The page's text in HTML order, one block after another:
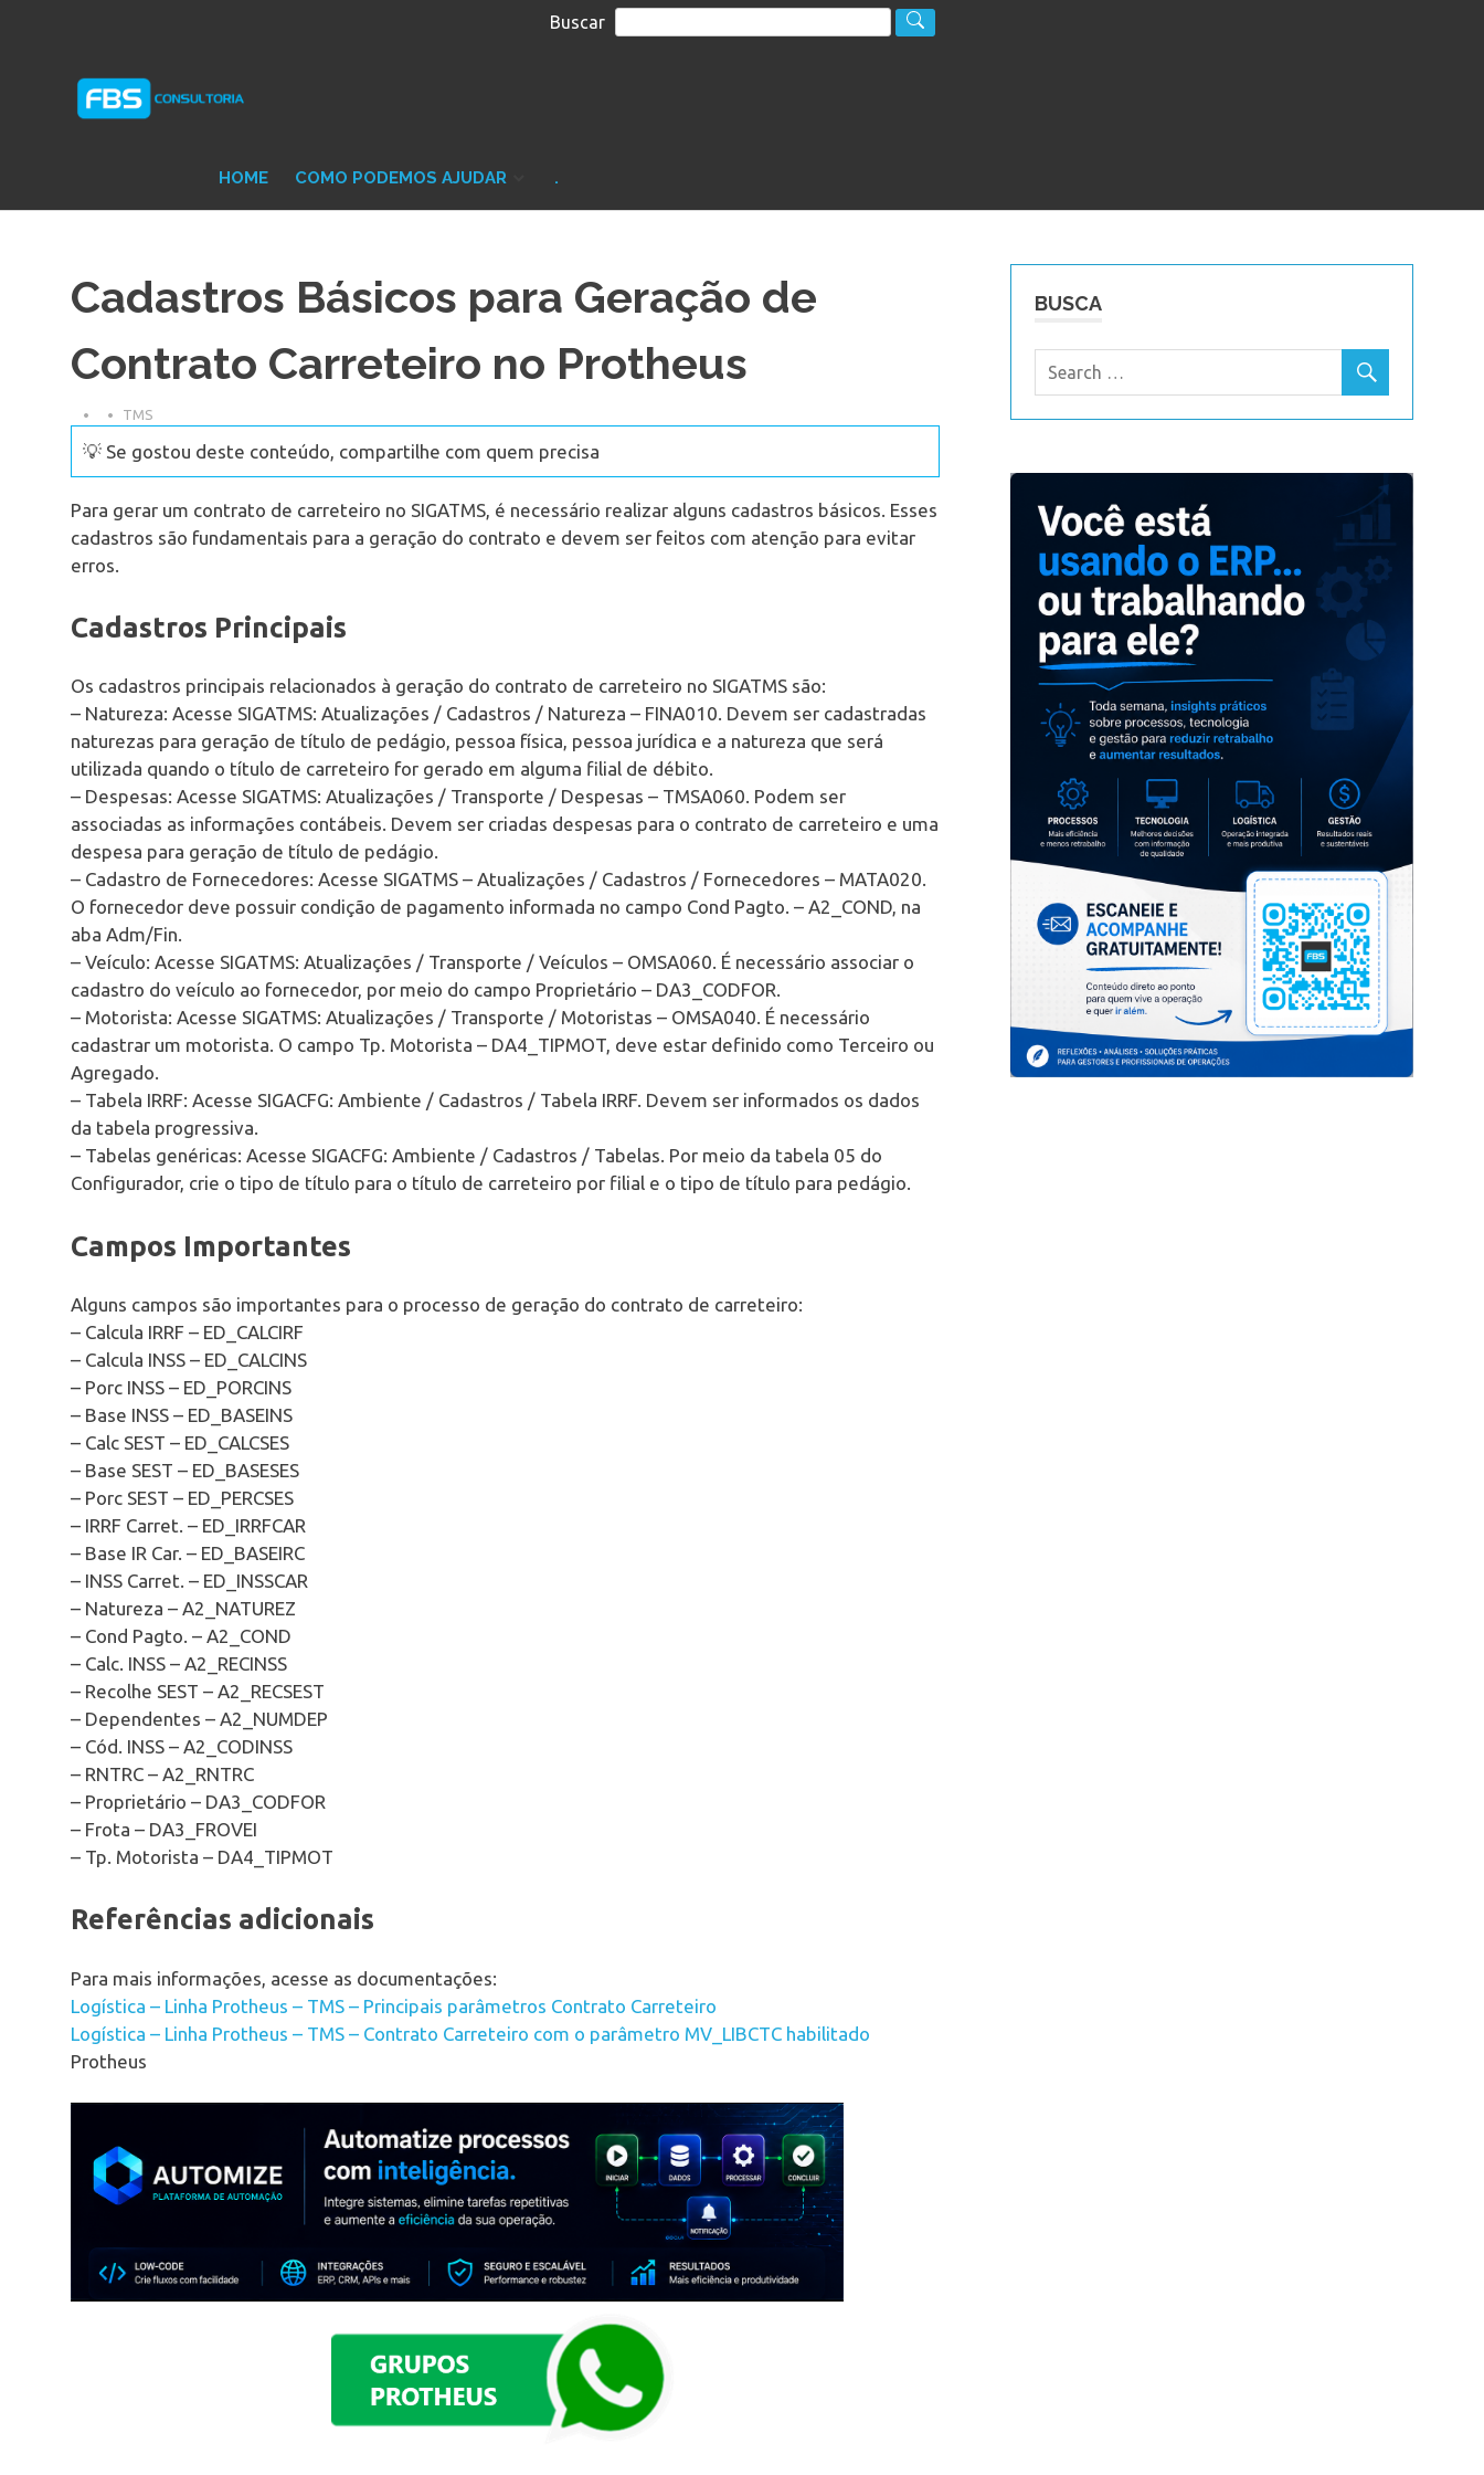
Buscar
Protheus
TOTVS
HOME COMO PODEMOS AJUDAR .
Cadastros Básicos para Geração de
Contrato Carreteiro no Protheus
TMS
💡 Se gostou deste conteúdo, compartilhe com quem precisa
Para gerar um contrato de carreteiro no SIGATMS, é necessário realizar alguns cadastros básicos. Esses
cadastros são fundamentais para a geração do contrato e devem ser feitos com atenção para evitar
erros.
Cadastros Principais
Os cadastros principais relacionados à geração do contrato de carreteiro no SIGATMS são:
– Natureza: Acesse SIGATMS: Atualizações / Cadastros / Natureza – FINA010. Devem ser cadastradas
naturezas para geração de título de pedágio, pessoa física, pessoa jurídica e a natureza que será
utilizada quando o título de carreteiro for gerado em alguma filial de débito.
– Despesas: Acesse SIGATMS: Atualizações / Transporte / Despesas – TMSA060. Podem ser
associadas as informações contábeis. Devem ser criadas despesas para o contrato de carreteiro e uma
despesa para geração de título de pedágio.
– Cadastro de Fornecedores: Acesse SIGATMS – Atualizações / Cadastros / Fornecedores – MATA020.
O fornecedor deve possuir condição de pagamento informada no campo Cond Pagto. – A2_COND, na
aba Adm/Fin.
– Veículo: Acesse SIGATMS: Atualizações / Transporte / Veículos – OMSA060. É necessário associar o
cadastro do veículo ao fornecedor, por meio do campo Proprietário – DA3_CODFOR.
– Motorista: Acesse SIGATMS: Atualizações / Transporte / Motoristas – OMSA040. É necessário
cadastrar um motorista. O campo Tp. Motorista – DA4_TIPMOT, deve estar definido como Terceiro ou
Agregado.
– Tabela IRRF: Acesse SIGACFG: Ambiente / Cadastros / Tabela IRRF. Devem ser informados os dados
da tabela progressiva.
– Tabelas genéricas: Acesse SIGACFG: Ambiente / Cadastros / Tabelas. Por meio da tabela 05 do
Configurador, crie o tipo de título para o título de carreteiro por filial e o tipo de título para pedágio.
Campos Importantes
Alguns campos são importantes para o processo de geração do contrato de carreteiro:
– Calcula IRRF – ED_CALCIRF
– Calcula INSS – ED_CALCINS
– Porc INSS – ED_PORCINS
– Base INSS – ED_BASEINS
– Calc SEST – ED_CALCSES
– Base SEST – ED_BASESES
– Porc SEST – ED_PERCSES
– IRRF Carret. – ED_IRRFCAR
– Base IR Car. – ED_BASEIRC
– INSS Carret. – ED_INSSCAR
– Natureza – A2_NATUREZ
– Cond Pagto. – A2_COND
– Calc. INSS – A2_RECINSS
– Recolhe SEST – A2_RECSEST
– Dependentes – A2_NUMDEP
– Cód. INSS – A2_CODINSS
– RNTRC – A2_RNTRC
– Proprietário – DA3_CODFOR
– Frota – DA3_FROVEI
– Tp. Motorista – DA4_TIPMOT
Referências adicionais
Para mais informações, acesse as documentações:
Logística – Linha Protheus – TMS – Principais parâmetros Contrato Carreteiro
Logística – Linha Protheus – TMS – Contrato Carreteiro com o parâmetro MV_LIBCTC habilitado
Protheus
BUSCA